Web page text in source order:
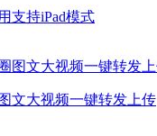
支持iPad模式
文大视频一键转发上传